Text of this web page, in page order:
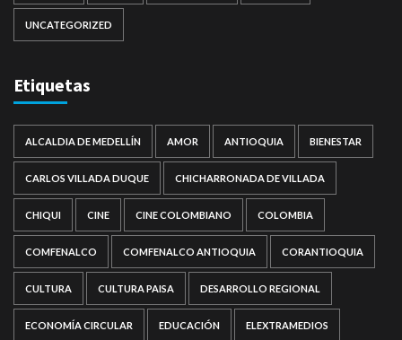
UNCATEGORIZED
Etiquetas
ALCALDIA DE MEDELLÍN AMOR ANTIOQUIA BIENESTAR
CARLOS VILLADA DUQUE CHICHARRONADA DE VILLADA
CHIQUI CINE CINE COLOMBIANO COLOMBIA
COMFENALCO COMFENALCO ANTIOQUIA CORANTIOQUIA
CULTURA CULTURA PAISA DESARROLLO REGIONAL
ECONOMÍA CIRCULAR EDUCACIÓN ELEXTRAMEDIOS